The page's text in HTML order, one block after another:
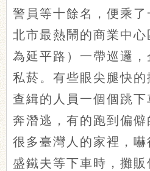
警員等十餘名，便乘
北市最熱鬧的商業中心
為延平路）一帶巡邏
私菸。有些眼尖腿快
查緝的人員一個個跳
奔潛逃，有的跑到偏僻
很多臺灣人的家裡，
盛鐵夫等下車時，攤